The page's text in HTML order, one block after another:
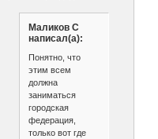
Маликов С
написал(а):
Понятно, что
этим всем
должна
заниматься
городская
федерация,
только вот где